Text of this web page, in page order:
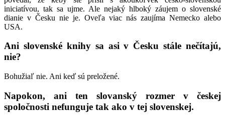
iniciatívou, tak sa ujme. Ale nejaký hlboký záujem o slovenské
dianie v Česku nie je. Oveľa viac nás zaujíma Nemecko alebo
USA.
Ani slovenské knihy sa asi v Česku stále nečítajú,
nie?
Bohužiaľ nie. Ani keď sú preložené.
Napokon, ani ten slovanský rozmer v českej
spoločnosti nefunguje tak ako v tej slovenskej.